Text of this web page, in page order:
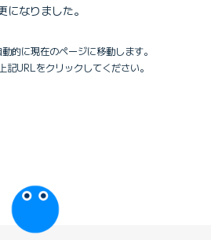
になりました。
的に現在のページに移動します。
記URLをクリックしてください。
ます）
びっぷるのページ